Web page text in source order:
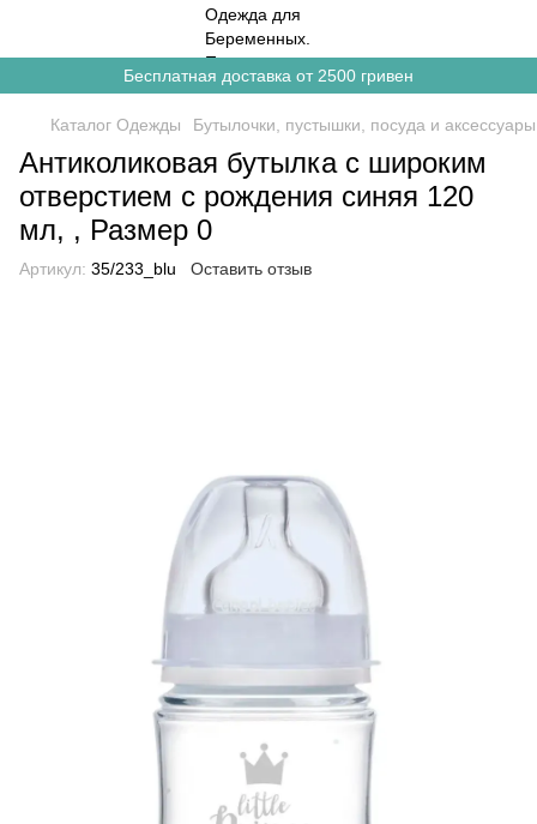
Бесплатная доставка от 2500 гривен
Каталог Одежды Бутылочки, пустышки, посуда и аксессуары
Антиколиковая бутылка с широким
отверстием с рождения синяя 120
мл, , Размер 0
Артикул: 35/233_blu Оставить отзыв